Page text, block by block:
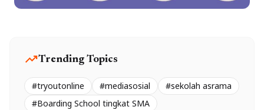
trending_upTrending Topics
#tryoutonline #mediasosial
#sekolah asrama
#Boarding School tingkat SMA